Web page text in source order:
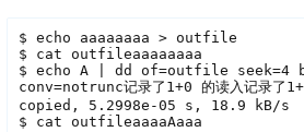
$ echo aaaaaaaa > outfile
$ cat outfileaaaaaaaa
$
echo A | dd of=outfile seek=4
conv=notrunc记录了1+0 的读入记录了
copied, 5.2998e-05 s, 18.9 kB/s
$ cat outfileaaaaAaaa